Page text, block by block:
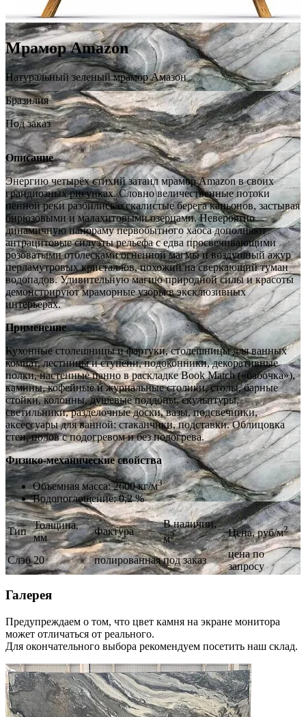
Мрамор Amazon
Натуральный зеленый мрамор Амазон
Бразилия
Под заказ
Описание
Энергию четырёх стихий затаил мрамор Amazon в своих
грандиозных рисунках. Словно величественные потоки
пенной реки разбились о скалистые берега каньонов, застывая
бирюзовыми и малахитовыми озерцами. Невероятно
динамичную панораму первобытного хаоса дополняют
антрацитовые силуэты рельефа с едва просвечивающими
розоватыми отблесками огненной магмы и воздушный ажур
перламутровых кристаллов, похожий на сверкающий туман
водопадов. Удивительную магию природной силы и красоты
демонстрируют мраморные узоры в эксклюзивных
интерьерах.
Применение
Кухонные столешницы и фартуки, столешницы для ванных
комнат, лестницы и ступени, подоконники, декоративные
полки, настенные панно в раскладке Book Match («бабочка»),
камины, кофейные и журнальные столики, столы, барные
стойки, колонны, душевые поддоны, скульптуры,
светильники, разделочные доски, вазы, подсвечники,
аксессуары для ванной: стаканчики, подставки. Облицовка
стен, полов с подогревом и без подогрева.
Физико-механические свойства
Объемная масса: 2600 кг/м3
Водопоглощение: 0,2 %
Тип
Толщина,
мм
Фактура
В наличии,
м2 Цена, руб/м2
Слэб 20 полированная под заказ
цена по
запросу
Галерея
Предупреждаем о том, что цвет камня на экране монитора
может отличаться от реального.
Для окончательного выбора рекомендуем посетить наш склад.